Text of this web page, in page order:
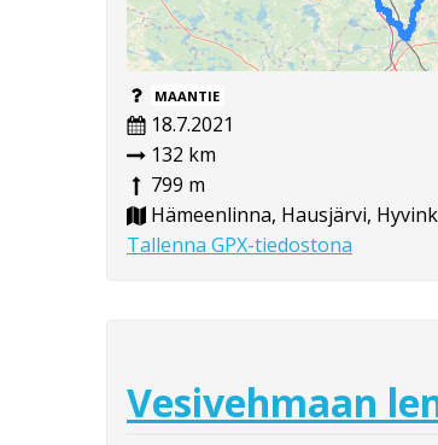
MAANTIE
18.7.2021
132 km
799 m
Hämeenlinna, Hausjärvi,
Tallenna GPX-tiedostona
Vesivehmaan